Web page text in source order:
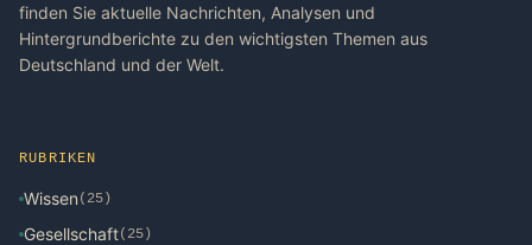
finden Sie aktuelle Nachrichten, Analysen und
Hintergrundberichte zu den wichtigsten Themen aus
Deutschland und der Welt.
RUBRIKEN
Wissen (25)
Gesellschaft(25)